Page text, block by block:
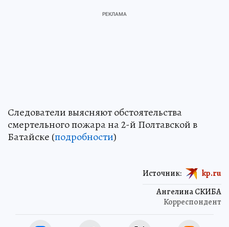
Следователи выясняют обстоятельства
смертельного пожара на 2-й Полтавской в
Батайске (подробности)
Ангелина СКИБА
Корреспондент
Источник: kp.ru